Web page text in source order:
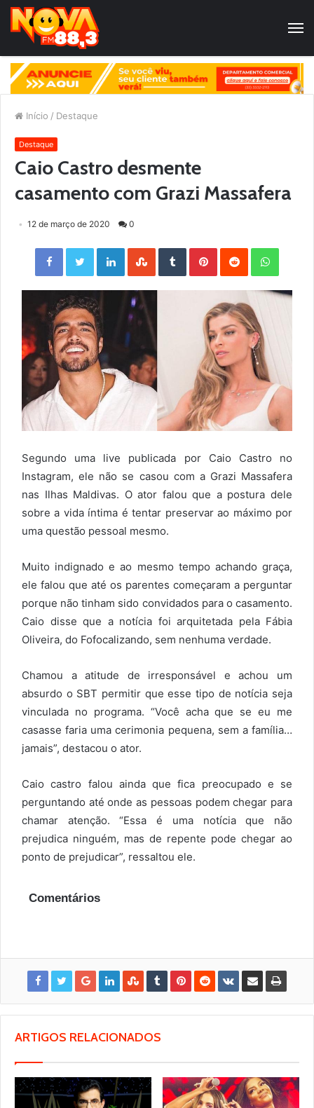
Início / Destaque
Destaque
Caio Castro desmente
casamento com Grazi Massafera
12 de março de 2020 0
Facebook Twitter LinkedIn StumbleUpon Tumblr Pinterest Reddit
Segundo uma live publicada por Caio Castro no
Instagram, ele não se casou com a Grazi Massafera
nas Ilhas Maldivas. O ator falou que a postura dele
sobre a vida íntima é tentar preservar ao máximo por
uma questão pessoal mesmo.
Muito indignado e ao mesmo tempo achando graça,
ele falou que até os parentes começaram a perguntar
porque não tinham sido convidados para o casamento.
Caio disse que a notícia foi arquitetada pela Fábia
Oliveira, do Fofocalizando, sem nenhuma verdade.
Chamou a atitude de irresponsável e achou um
absurdo o SBT permitir que esse tipo de notícia seja
vinculada no programa. “Você acha que se eu me
casasse faria uma cerimonia pequena, sem a família…
jamais”, destacou o ator.
Caio castro falou ainda que fica preocupado e se
perguntando até onde as pessoas podem chegar para
chamar atenção. “Essa é uma notícia que não
prejudica ninguém, mas de repente pode chegar ao
ponto de prejudicar”, ressaltou ele.
Comentários
ARTIGOS RELACIONADOS